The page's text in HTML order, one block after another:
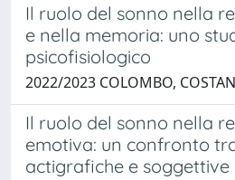
Il ruolo del sonno nella
e nella memoria: uno
psicofisiologico
2022/2023 COLOMBO,
Il ruolo del sonno nella
emotiva: un confronto
actigrafiche e soggettive